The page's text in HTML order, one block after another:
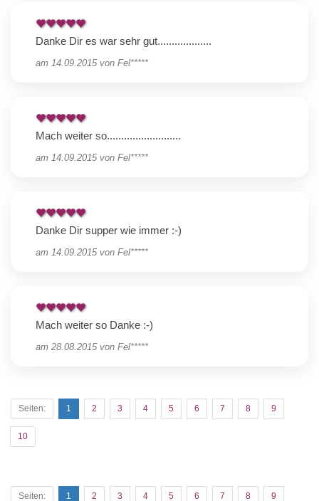
Danke Dir es war sehr gut...................
am 14.09.2015 von Fel*****
Mach weiter so..........................
am 14.09.2015 von Fel*****
Danke Dir supper wie immer :-)
am 14.09.2015 von Fel*****
Mach weiter so Danke :-)
am 28.08.2015 von Fel*****
Seiten: 1 2 3 4 5 6 7 8 9
10
Seiten: 1 2 3 4 5 6 7 8 9